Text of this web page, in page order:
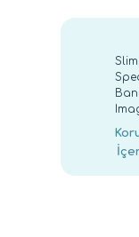
Görüş ve
Ürün
Ürün
Ürün
Ürün